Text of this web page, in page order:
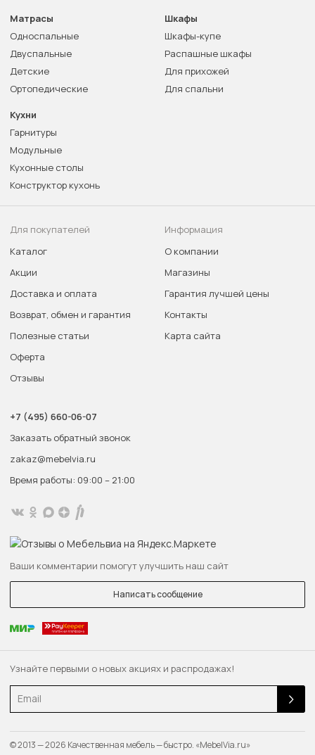
Узнайте первыми о новых акциях и распродажах!
Email
Матрасы
Односпальные
Двуспальные
Детские
Ортопедические
Шкафы
Шкафы-купе
Распашные шкафы
Для прихожей
Для спальни
Кухни
Гарнитуры
Модульные
Кухонные столы
Конструктор кухонь
Для покупателей
Каталог
Акции
Доставка и оплата
Возврат, обмен и гарантия
Полезные статьи
Оферта
Отзывы
Информация
О компании
Магазины
Гарантия лучшей цены
Контакты
Карта сайта
+7 (495) 660-06-07
Заказать обратный звонок
zakaz@mebelvia.ru
Время работы: 09:00 – 21:00
Ваши комментарии помогут улучшить наш сайт
Написать сообщение
© 2013 — 2026 Качественная мебель — быстро. «MebelVia.ru»